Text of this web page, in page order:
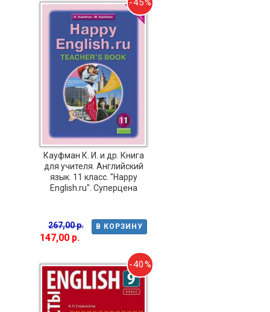
-45%
Кауфман К. И. и др. Книга
для учителя. Английский
язык. 11 класс. "Happy
English.ru". Суперцена
В КОРЗИНУ
267,00 р.
147,00 р.
-40%